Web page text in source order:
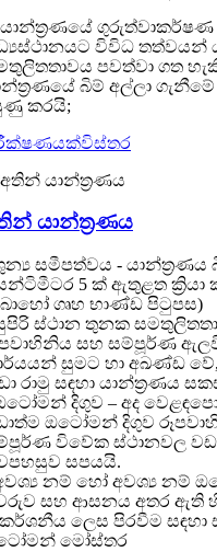
යාන්ත්‍රණයේ ගුරුත්වාකර්ෂණ
විවිධ තත්වයන්
පවත්වා ගත
බිම් අල්ලා ගැනීමේ
කරයි;
විස්තර
යාන්ත්‍රණය
සමීපත්වය - යාන්ත්‍රණය
5 ක් ඇතුළත ක්‍රියා
ගෘහ භාණ්ඩ පිටුපස)
ස්ථාන තුනක
සහ සම්පූර්ණ
සුමට හා අඛණ්ඩ
රාමු සඳහා යාන්ත්‍රණය
දිගුව – අද
ඔටෝමන් දිගුව
විවේක ස්ථානවල
සපයයි.
නම් හෝ අවශ්‍ය නම්
සහ ආසනය අතර ඇති
ලෙස පිරවීම සඳහා
මෝස්තර